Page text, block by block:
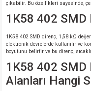
çıkabilir. Bu özellikleri sayesinde,
1K58 402 SMD
1K58 402 SMD direnç, 1,58 kΩ
elektronik devrelerde kullanılır ve
boyutunu belirtir ve bu direnç,
1K58 402 SMD
Alanları Hangi